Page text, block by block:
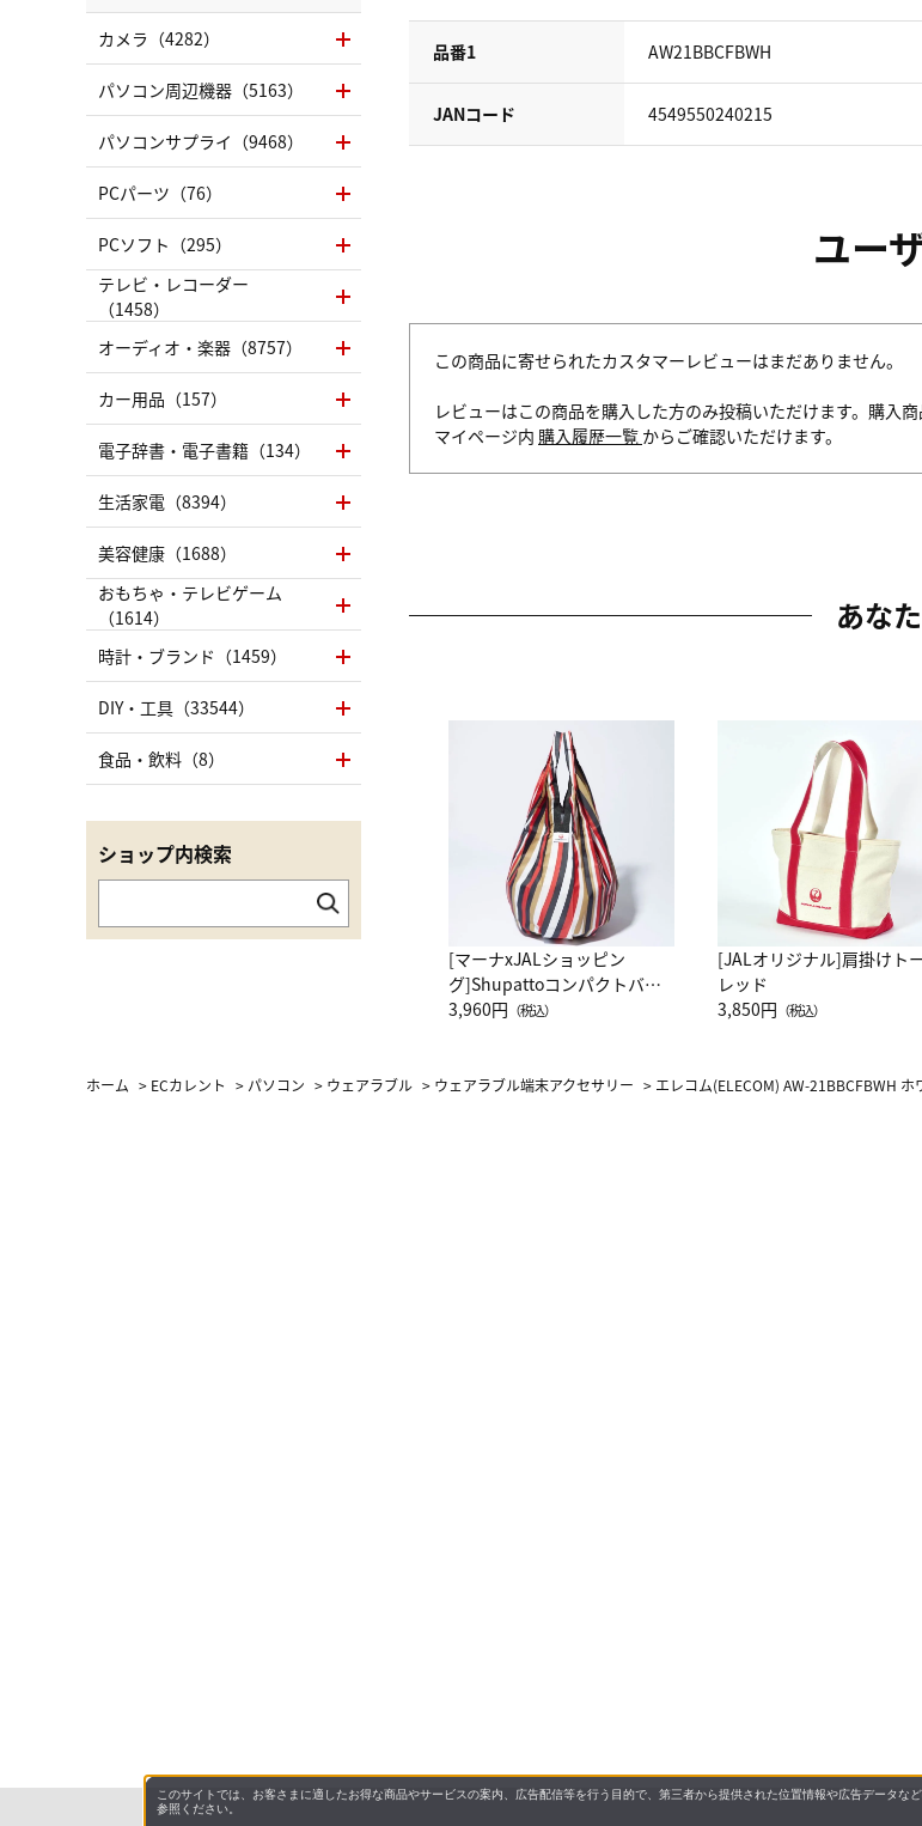
品番1 AW21BBCFBWH
JANコード 4549550240215
ユー
この商品に寄せられたカスタマーレビューはまだありません。
レビューはこの商品を購入した方のみ投稿いただけます。購入商
マイページ内 購入履歴一覧 からご確認いただけます。
あな
[マーナxJALショッピン
グ]Shupattoコンパクトバッ
グ Drop JAL客室乗務員
3,960円 （税込）
[JALオリジナル]肩掛けト
レッド
3,850円 （税込）
カメラ（4282）
パソコン周辺機器（5163）
パソコンサプライ（9468）
PCパーツ（76）
PCソフト（295）
テレビ・レコーダー
（1458）
オーディオ・楽器（8757）
カー用品（157）
電子辞書・電子書籍（134）
生活家電（8394）
美容健康（1688）
おもちゃ・テレビゲーム
（1614）
時計・ブランド（1459）
DIY・工具（33544）
食品・飲料（8）
ショップ内検索
ホーム > ECカレント > パソコン > ウェアラブル > ウェアラブル端末アクセサリー > エレコム(ELECOM) AW-21BBCFBWH
このサイトでは、お客さまに適したお得な商品やサービスの案内、広告配信等を行う目的で、第三者から提供された位置情報や広告データな
参照ください。